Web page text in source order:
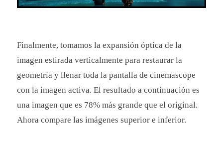
Finalmente, tomamos la expansión óptica de la
imagen estirada verticalmente para restaurar la
geometría y llenar toda la pantalla de cinemascope
con la imagen activa. El resultado a continuación es
una imagen que es 78% más grande que el original.
Ahora compare las imágenes superior e inferior.